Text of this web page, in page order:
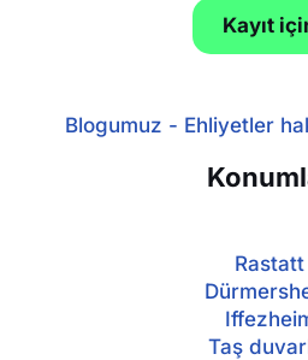
Kayıt
Blogumuz - Ehliyetler
Rastatt
Taş